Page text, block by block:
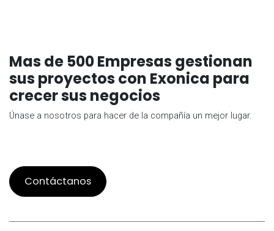
Mas de 500 Empresas gestionan
sus proyectos con Exonica para
crecer sus negocios
Únase a nosotros para hacer de la compañía un mejor lugar.
Contáctanos